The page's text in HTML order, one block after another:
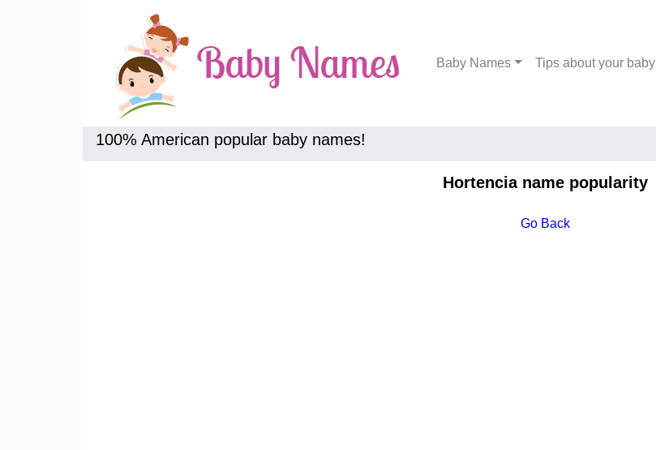
Baby Names Tips about your baby
100% American popular baby names!
Hortencia name popularity
Go Back